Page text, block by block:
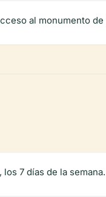
al monumento
7 días de la semana.